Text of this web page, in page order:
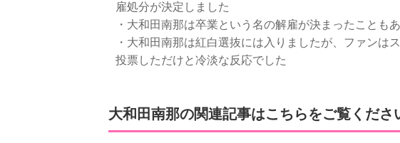
雇処分が決定しました
・大和田南那は卒業という名の解雇が決まったことも
・大和田南那は紅白選抜には入りましたが、ファンは
投票しただけと冷淡な反応でした
大和田南那の関連記事はこちらをご覧くださ